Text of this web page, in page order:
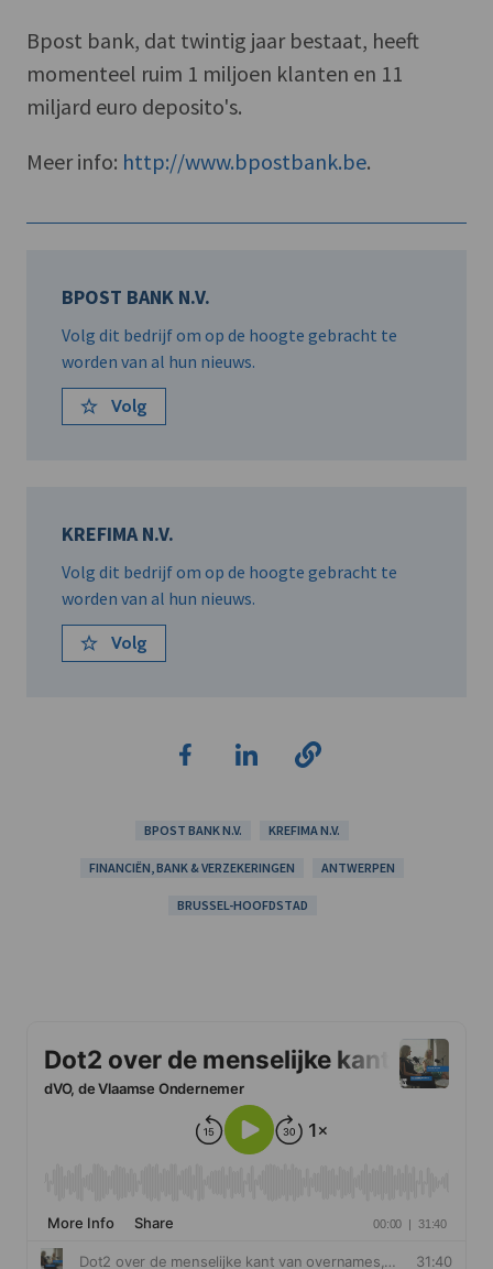
Bpost bank, dat twintig jaar bestaat, heeft
momenteel ruim 1 miljoen klanten en 11
miljard euro deposito's.
Meer info: http://www.bpostbank.be.
BPOST BANK N.V.
Volg dit bedrijf om op de hoogte gebracht te
worden van al hun nieuws.
Volg
KREFIMA N.V.
Volg dit bedrijf om op de hoogte gebracht te
worden van al hun nieuws.
Volg
BPOST BANK N.V. KREFIMA N.V.
FINANCIËN, BANK & VERZEKERINGEN ANTWERPEN
BRUSSEL-HOOFDSTAD